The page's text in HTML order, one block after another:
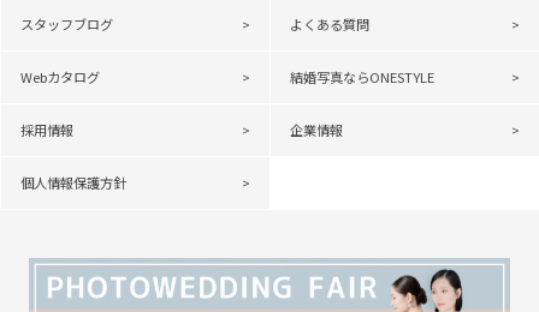
スタッフブログ よくある質問
Webカタログ 結婚写真ならONESTYLE
採用情報 企業情報
個人情報保護方針